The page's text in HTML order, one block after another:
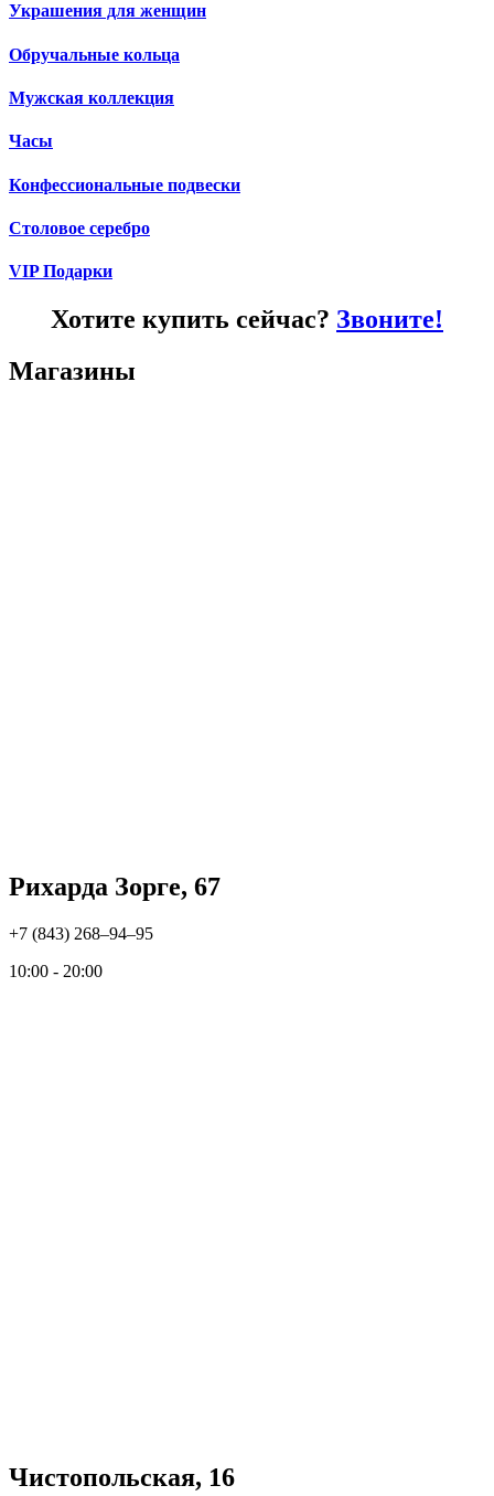
Украшения для женщин
Обручальные кольца
Мужская коллекция
Часы
Конфессиональные подвески
Столовое серебро
VIP Подарки
Хотите купить сейчас? Звоните!
Магазины
Рихарда Зорге, 67
+7 (843) 268‒94‒95
10:00 - 20:00
Чистопольская, 16